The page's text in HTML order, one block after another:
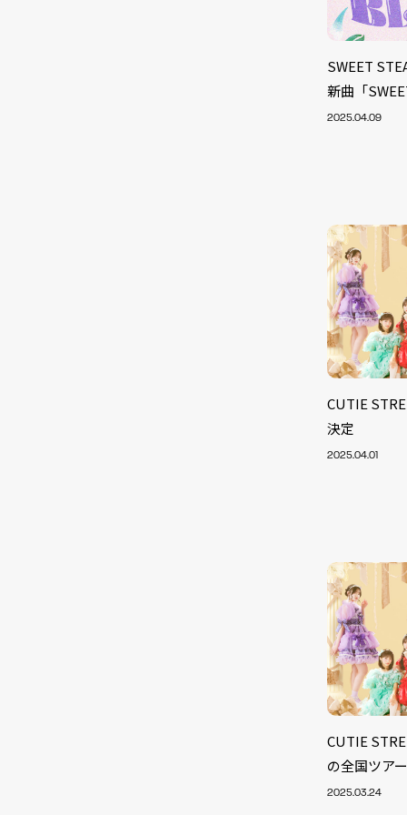
SWEET
新曲「
2025.04.09
CUTIE
決定
2025.04.01
CUTIE
の全国ツア
2025.03.24